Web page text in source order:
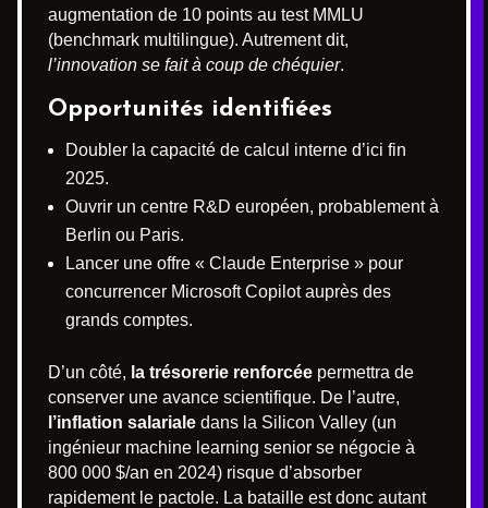
augmentation de 10 points au test MMLU
(benchmark multilingue). Autrement dit,
l’innovation se fait à coup de chéquier.
Opportunités identifiées
Doubler la capacité de calcul interne d’ici fin
2025.
Ouvrir un centre R&D européen, probablement à
Berlin ou Paris.
Lancer une offre « Claude Enterprise » pour
concurrencer Microsoft Copilot auprès des
grands comptes.
D’un côté, la trésorerie renforcée permettra de
conserver une avance scientifique. De l’autre,
l’inflation salariale dans la Silicon Valley (un
ingénieur machine learning senior se négocie à
800 000 $/an en 2024) risque d’absorber
rapidement le pactole. La bataille est donc autant